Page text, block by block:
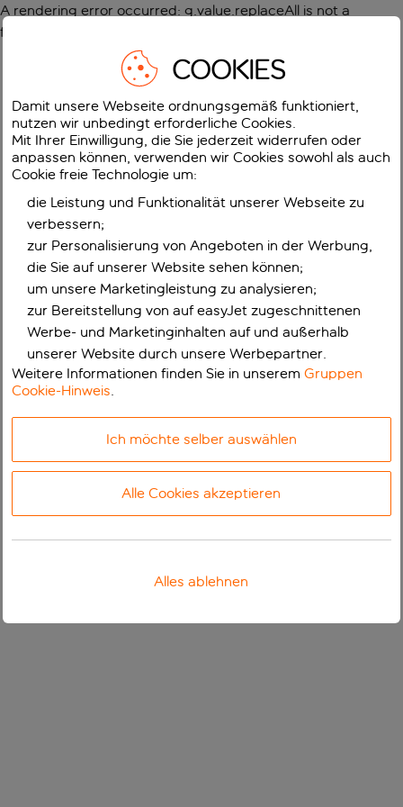
A rendering error occurred: g.value.replaceAll is not a
function
COOKIES
Damit unsere Webseite ordnungsgemäß funktioniert,
nutzen wir unbedingt erforderliche Cookies.
Mit Ihrer Einwilligung, die Sie jederzeit widerrufen oder
anpassen können, verwenden wir Cookies sowohl als auch
Cookie freie Technologie um:
die Leistung und Funktionalität unserer Webseite zu
verbessern;
zur Personalisierung von Angeboten in der Werbung,
die Sie auf unserer Website sehen können;
um unsere Marketingleistung zu analysieren;
zur Bereitstellung von auf easyJet zugeschnittenen
Werbe- und Marketinginhalten auf und außerhalb
unserer Website durch unsere Werbepartner.
Weitere Informationen finden Sie in unseremGruppen
Cookie-Hinweis.
Ich möchte selber auswählen
Alle Cookies akzeptieren
Alles ablehnen